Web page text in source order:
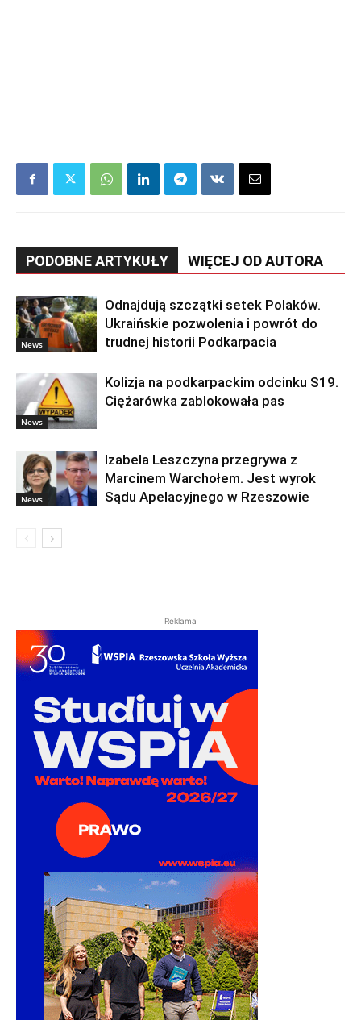
PODOBNE ARTYKUŁY WIĘCEJ OD AUTORA
News
Odnajdują szczątki setek Polaków.
Ukraińskie pozwolenia i powrót do
trudnej historii Podkarpacia
News
Kolizja na podkarpackim odcinku S19.
Ciężarówka zablokowała pas
News
Izabela Leszczyna przegrywa z
Marcinem Warchołem. Jest wyrok
Sądu Apelacyjnego w Rzeszowie
Reklama